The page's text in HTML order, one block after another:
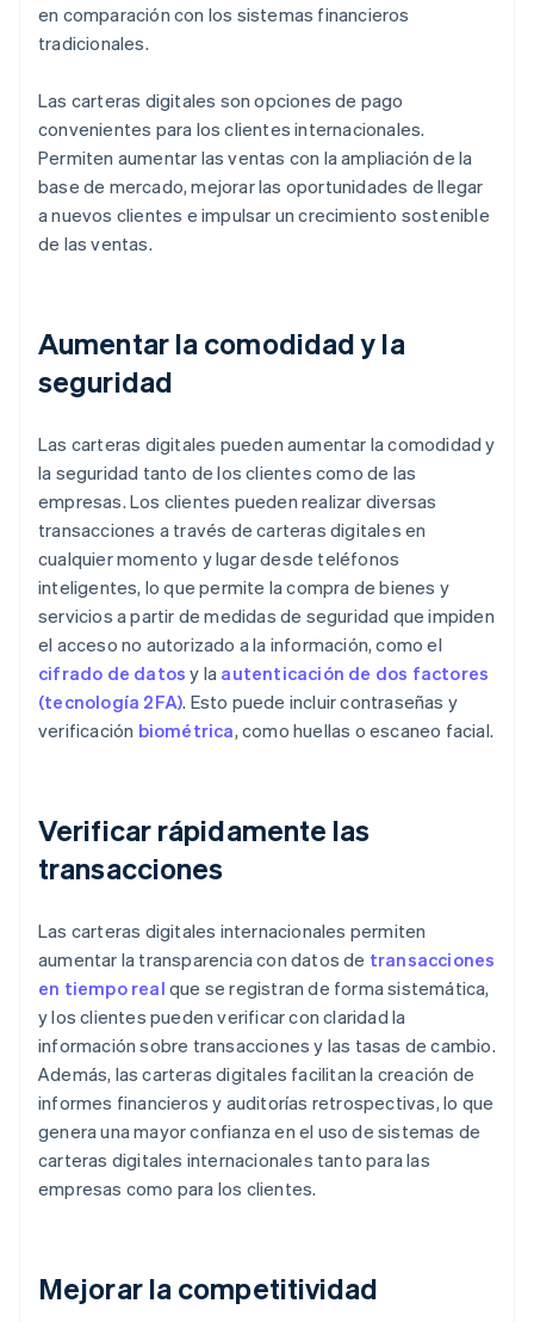
en comparación con los sistemas financieros
tradicionales.
Las carteras digitales son opciones de pago
convenientes para los clientes internacionales.
Permiten aumentar las ventas con la ampliación de la
base de mercado, mejorar las oportunidades de llegar
a nuevos clientes e impulsar un crecimiento sostenible
de las ventas.
Aumentar la comodidad y la
seguridad
Las carteras digitales pueden aumentar la comodidad y
la seguridad tanto de los clientes como de las
empresas. Los clientes pueden realizar diversas
transacciones a través de carteras digitales en
cualquier momento y lugar desde teléfonos
inteligentes, lo que permite la compra de bienes y
servicios a partir de medidas de seguridad que impiden
el acceso no autorizado a la información, como el
cifrado de datos y la autenticación de dos factores
(tecnología 2FA). Esto puede incluir contraseñas y
verificación biométrica, como huellas o escaneo facial.
Verificar rápidamente las
transacciones
Las carteras digitales internacionales permiten
aumentar la transparencia con datos de transacciones
en tiempo real que se registran de forma sistemática,
y los clientes pueden verificar con claridad la
información sobre transacciones y las tasas de cambio.
Además, las carteras digitales facilitan la creación de
informes financieros y auditorías retrospectivas, lo que
genera una mayor confianza en el uso de sistemas de
carteras digitales internacionales tanto para las
empresas como para los clientes.
Mejorar la competitividad